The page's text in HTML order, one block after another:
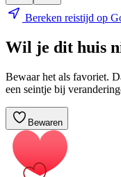
Bereken reistijd op
Wil je dit huis
Bewaar het als favoriet.
een seintje bij
Bewaren